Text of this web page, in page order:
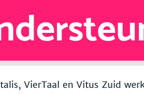
VierTaal en Vitus Zuid